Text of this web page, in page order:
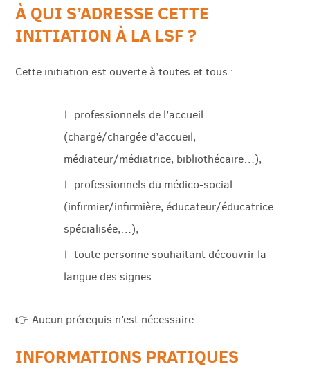
À QUI S’ADRESSE CETTE
INITIATION À LA LSF ?
Cette initiation est ouverte à toutes et tous :
professionnels de l’accueil
(chargé/chargée d’accueil,
médiateur/médiatrice, bibliothécaire…),
professionnels du médico-social
(infirmier/infirmière, éducateur/éducatrice
spécialisée,…),
toute personne souhaitant découvrir la
langue des signes.
👉 Aucun prérequis n’est nécessaire.
INFORMATIONS PRATIQUES